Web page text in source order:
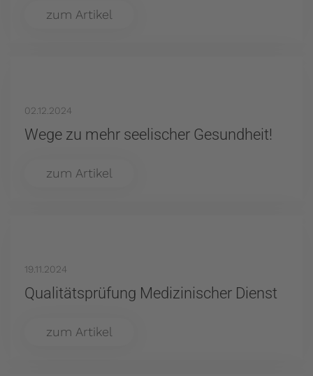
zum Artikel
02.12.2024
Wege zu mehr seelischer Gesundheit!
zum Artikel
19.11.2024
Qualitätsprüfung Medizinischer Dienst
zum Artikel